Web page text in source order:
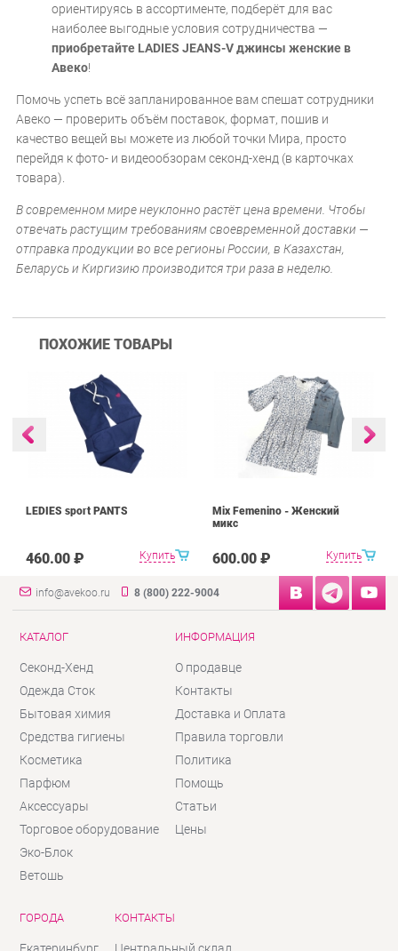
ориентируясь в ассортименте, подберёт для вас
наиболее выгодные условия сотрудничества —
приобретайте LADIES JEANS-V джинсы женские в
Авеко!
Помочь успеть всё запланированное вам спешат сотрудники
Авеко — проверить объём поставок, формат, пошив и
качество вещей вы можете из любой точки Мира, просто
перейдя к фото- и видеообзорам секонд-хенд (в карточках
товара).
В современном мире неуклонно растёт цена времени. Чтобы
отвечать растущим требованиям своевременной доставки —
отправка продукции во все регионы России, в Казахстан,
Беларусь и Киргизию производится три раза в неделю.
ПОХОЖИЕ ТОВАРЫ
Купить
LEDIES sport PANTS
460.00 ₽ Купить
Mix Femenino - Женский
микс
600.00 ₽
info@avekoo.ru 8 (800) 222-9004
КАТАЛОГ
Секонд-Хенд
Одежда Сток
Бытовая химия
Средства гигиены
Косметика
Парфюм
Аксессуары
Торговое оборудование
Эко-Блок
Ветошь
ИНФОРМАЦИЯ
О продавце
Контакты
Доставка и Оплата
Правила торговли
Политика
Помощь
Статьи
Цены
ГОРОДА
Екатеринбург
КОНТАКТЫ
Центральный склад